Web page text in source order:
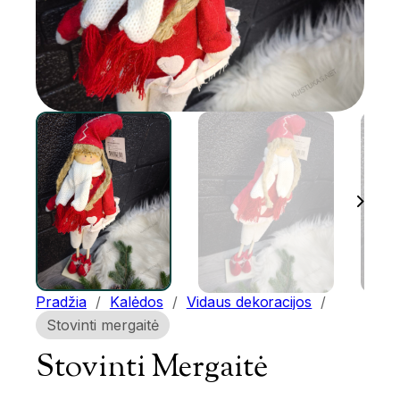
Pradžia / Kalėdos / Vidaus dekoracijos /
Stovinti mergaitė
Stovinti Mergaitė